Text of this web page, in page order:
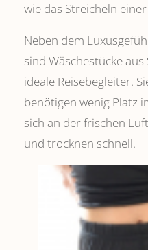
wie das Streicheln
Neben dem
sind Wäschestücke
ideale Reisebegleiter.
benötigen wenig Platz
sich an der frischen
und trocknen schnell.